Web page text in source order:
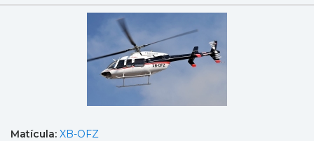
Matícula: XB-OFZ